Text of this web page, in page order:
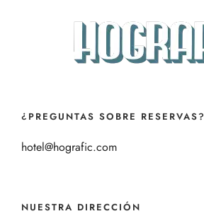
¿PREGUNTAS SOBRE RESERVAS?
hotel@hografic.com
NUESTRA DIRECCIÓN